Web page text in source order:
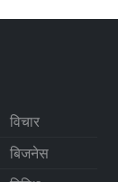
विचार
बिजनेस